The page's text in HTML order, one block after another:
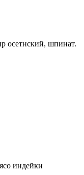
осетнский, шпинат.
индейки